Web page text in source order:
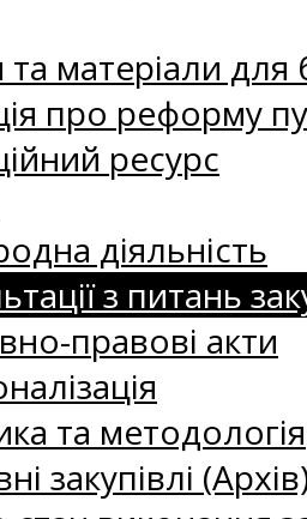
матеріали для
про реформу
ресурс
діяльність
з питань
правові акти
та методологія
закупівлі